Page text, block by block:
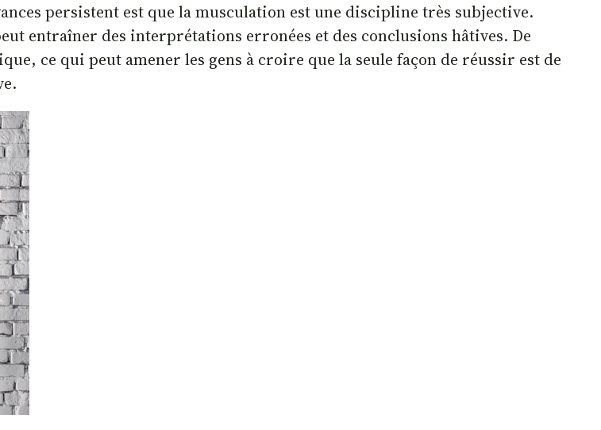
persistent est que la musculation est une discipline très subjective.
entraîner des interprétations erronées et des conclusions hâtives. De
ce qui peut amener les gens à croire que la seule façon de réussir est de